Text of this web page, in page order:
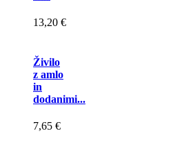
13,20 €
Živilo
z amlo
in
dodanimi...
7,65 €